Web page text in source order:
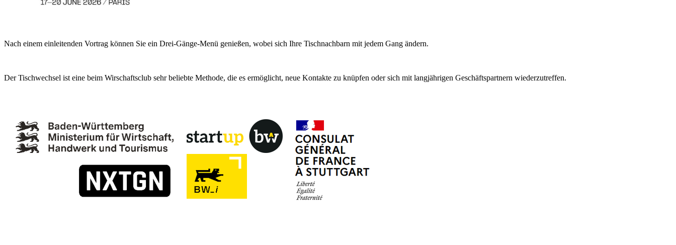
Nach einem einleitenden Vortrag können Sie ein Drei-Gänge-Menü genießen, wobei sich Ihre Tischnachbarn mit jedem Gang ändern.
Der Tischwechsel ist eine beim Wirschaftsclub sehr beliebte Methode, die es ermöglicht, neue Kontakte zu knüpfen oder sich mit langjährigen Geschäftspartnern wiederzutreffen.